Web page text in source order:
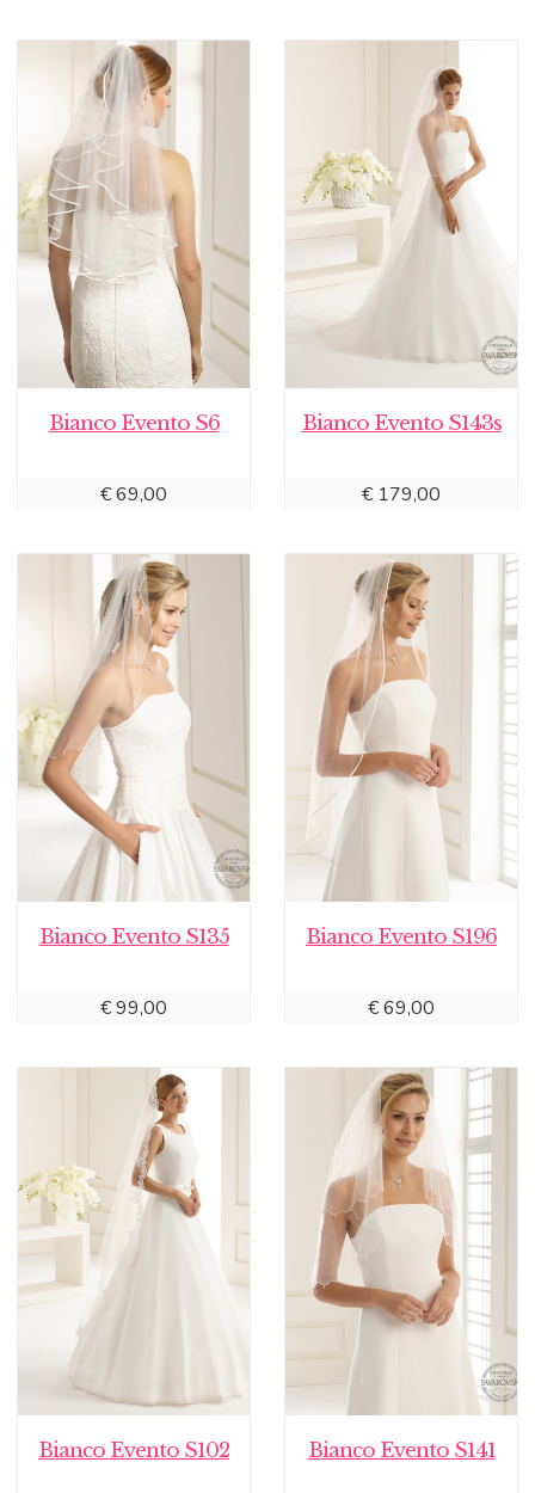
Bianco Evento S6
€69,00
Bianco Evento S143s
€179,00
Bianco Evento S135
€99,00
Bianco Evento S196
€69,00
Bianco Evento S102 Bianco Evento S141